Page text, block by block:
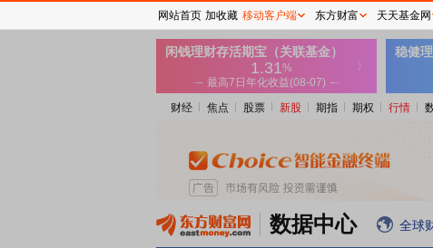
财经 焦点 股票 新股 期指 期权 行情
数据中心 全球
网站首页 加收藏 移动客户端 东方财富 天天基金网